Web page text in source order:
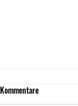
Kommentare